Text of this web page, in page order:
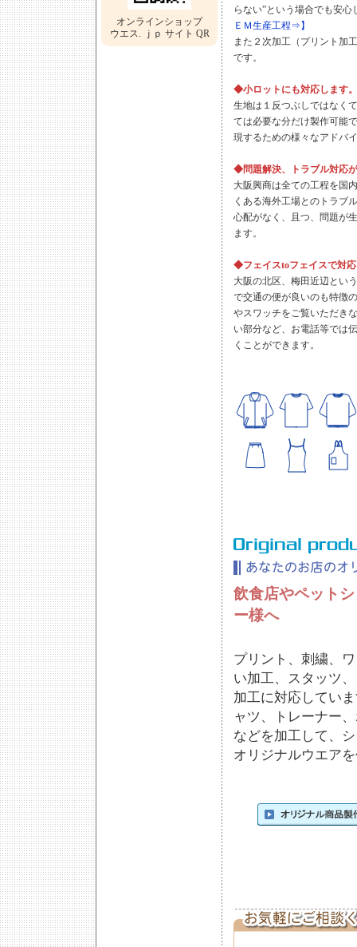
オンラインショップ
ウエス. ｊｐ サイト QR
らない”という場合でも安
ＥＭ生産工程⇒】
また２次加工（プリント加
です。
◆小ロットにも対応します。
生地は１反つぶしではなく
ては必要な分だけ製作可能
現するための様々なアドバ
◆問題解決、トラブル対応
大阪興商は全ての工程を国
くある海外工場とのトラブ
心配がなく、且つ、問題が
ます。
◆フェイスtoフェイスで対
大阪の北区、梅田近辺とい
で交通の便が良いのも特徴
やスワッチをご覧いただき
い部分など、お電話等では
くことができます。
飲食店やペット
ー様へ
プリント、刺繍、
い加工、スタッツ
加工に対応してい
ャツ、トレーナー
などを加工して、
オリジナルウエア